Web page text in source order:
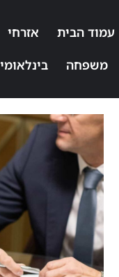
עמוד הבית אזרחי
משפחה
בינלאומי